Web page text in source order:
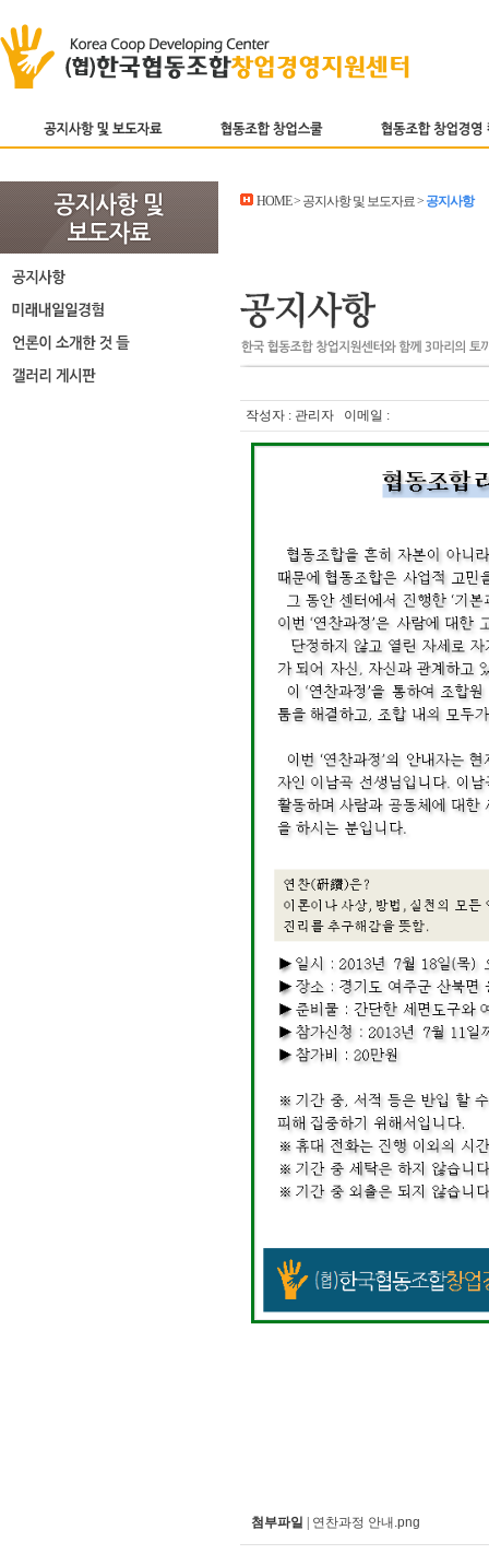
HOME > 공지사항 및 보도자료 > 공지사항
작성자 : 관리자 이메일 :
첨부파일 연찬과정 안내.png